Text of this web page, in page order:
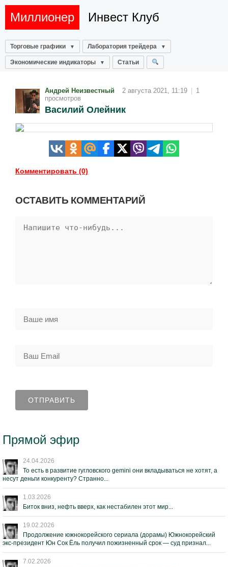
Миллионер Инвест Клуб
Торговые графики Лаборатория трейдера
Экономические индикаторы Статьи
Андрей Неизвестный 2 августа 2021, 11:19
1
просмотров
Василий Олейник
Комментировать (0)
ОСТАВИТЬ КОММЕНТАРИЙ
Прямой эфир
24.04.2026
То есть в развитие гугловского gemini они вкладываться не хотят, а
несут деньги конкуренту? Странно...
1.03.2026
Биток вниз, нефть вверх, как нестабилен этот мир...
19.02.2026
Продолжение южнокорейского сериала (дорамы) Южнокорейский
экс-президент Юн Сок Ёль получил пожизненный срок — суд признал...
7.02.2026